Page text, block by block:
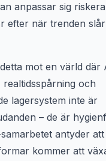
anpassar sig
efter när trenden
mot en värld där
och
lagersystem inte är
– de är
antyder att
kommer att